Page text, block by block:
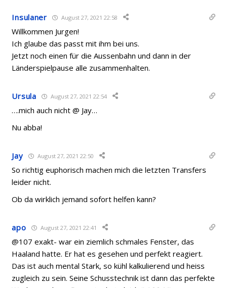
Insulaner August 27, 2021 22:58
Willkommen Jurgen!
Ich glaube das passt mit ihm bei uns.
Jetzt noch einen für die Aussenbahn und dann in der
Länderspielpause alle zusammenhalten.
Ursula August 27, 2021 22:54
….mich auch nicht @ Jay…
Nu abba!
Jay August 27, 2021 22:50
So richtig euphorisch machen mich die letzten Transfers
leider nicht.
Ob da wirklich jemand sofort helfen kann?
apo August 27, 2021 22:41
@107 exakt- war ein ziemlich schmales Fenster, das
Haaland hatte. Er hat es gesehen und perfekt reagiert.
Das ist auch mental Stark, so kühl kalkulierend und heiss
zugleich zu sein. Seine Schusstechnik ist dann das perfekte